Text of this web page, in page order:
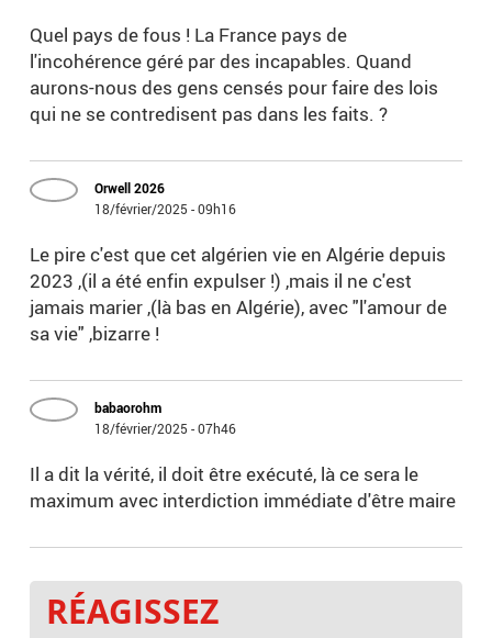
Quel pays de fous ! La France pays de
l'incohérence géré par des incapables. Quand
aurons-nous des gens censés pour faire des lois
qui ne se contredisent pas dans les faits. ?
Orwell 2026
18/février/2025 - 09h16
Le pire c'est que cet algérien vie en Algérie depuis
2023 ,(il a été enfin expulser !) ,mais il ne c'est
jamais marier ,(là bas en Algérie), avec "l'amour de
sa vie" ,bizarre !
babaorohm
18/février/2025 - 07h46
Il a dit la vérité, il doit être exécuté, là ce sera le
maximum avec interdiction immédiate d'être maire
RÉAGISSEZ